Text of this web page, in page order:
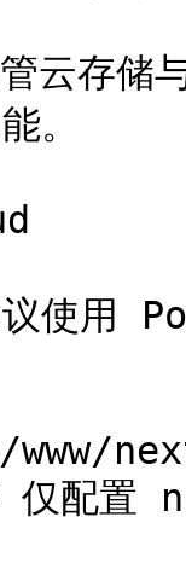
存储
。
议使用
配置